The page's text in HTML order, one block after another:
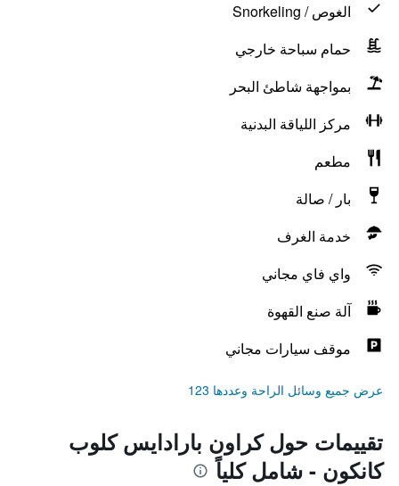
الغوص / Snorkeling
حمام سباحة خارجي
بمواجهة شاطئ البحر
مركز اللياقة البدنية
مطعم
بار / صالة
خدمة الغرف
واي فاي مجاني
آلة صنع القهوة
موقف سيارات مجاني
عرض جميع وسائل الراحة وعددها 123
تقييمات حول كراون بارادايس كلوب
كانكون - شامل كلياً